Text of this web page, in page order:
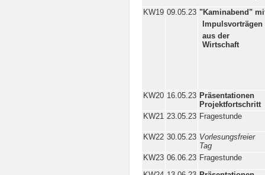
KW19 09.05.23 "Kaminabend"
Impulsvorträgen
aus der
Wirtschaft
KW20 16.05.23 Präsentationen
Projektfortschritt
KW21 23.05.23 Fragestunde
KW22 30.05.23 Vorlesungsfreier
Tag
KW23 06.06.23 Fragestunde